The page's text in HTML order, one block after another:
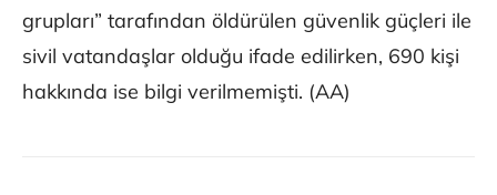
grupları” tarafından öldürülen güvenlik güçleri ile
sivil vatandaşlar olduğu ifade edilirken, 690 kişi
hakkında ise bilgi verilmemişti. (AA)